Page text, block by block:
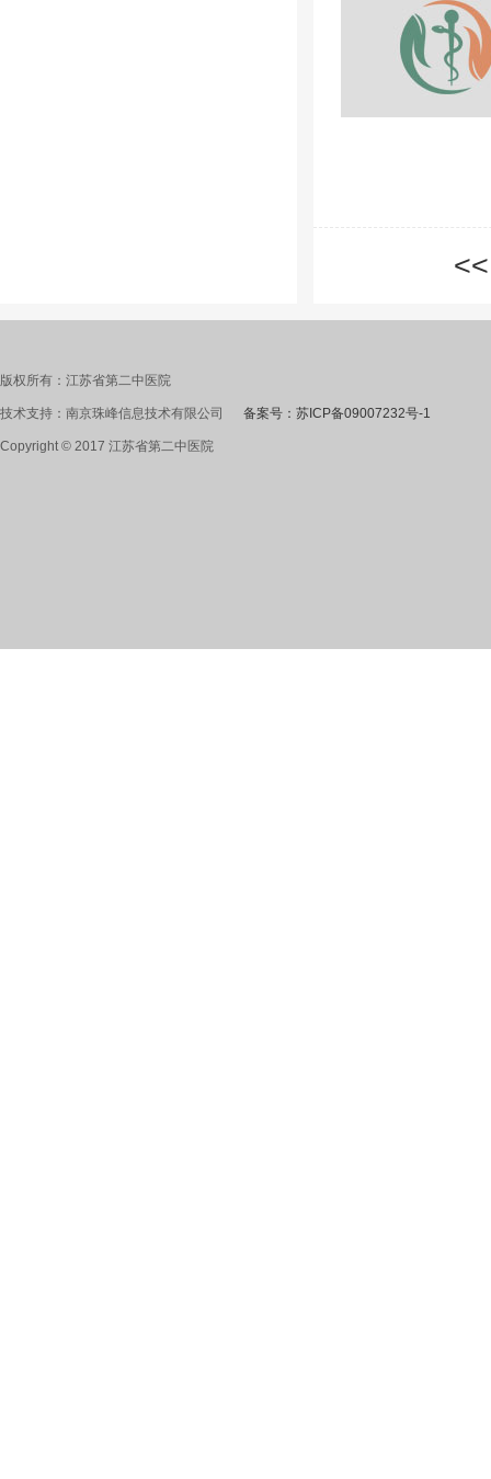
<<
版权所有：江苏省第二中医院
技术支持：南京珠峰信息技术有限公司 备案号：苏ICP备09007232号-1
Copyright © 2017 江苏省第二中医院